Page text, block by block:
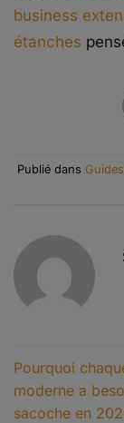
business
étanches
Publié dans
Pourquoi
moderne a
sacoche en